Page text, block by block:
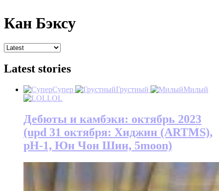
Кан Бэксу
Latest stories
Супер Грустный
Милый
LOL
Дебюты и камбэки: октябрь 2023
(upd 31 октября: Хиджин (ARTMS),
pH-1, Юн Чон Шин, 5moon)